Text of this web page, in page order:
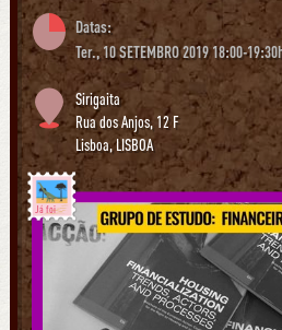
Datas:
Ter., 10 SETEMBRO 2019 18:00-
Sirigaita
Rua dos Anjos, 12 F
Lisboa,LISBOA
Já foi